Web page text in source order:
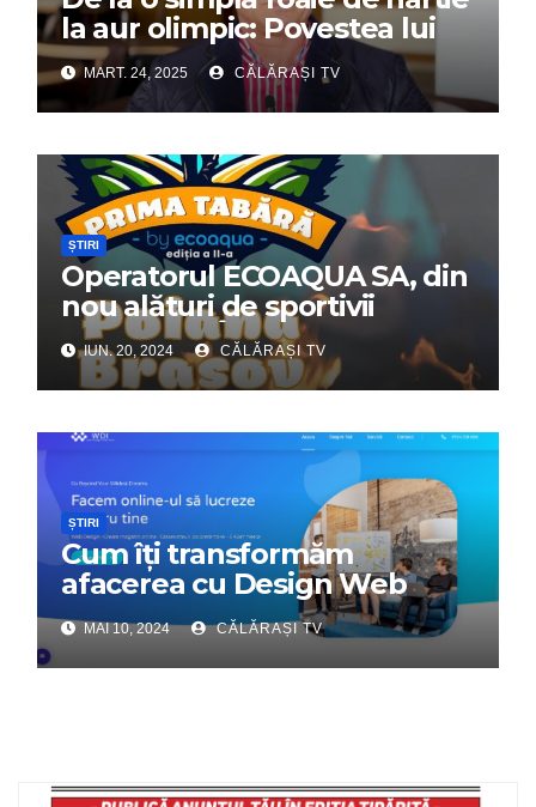
la aur olimpic: Povestea lui
Dumitru Chirilă
MART. 24, 2025 CĂLĂRAȘI TV
ȘTIRI
Operatorul ECOAQUA SA, din
nou alături de sportivii
călărășeni. Începe „Prima
Tabără”!
IUN. 20, 2024 CĂLĂRAȘI TV
ȘTIRI
Cum îți transformăm
afacerea cu Design Web
Interactiv – Partenerul tău
digital de încredere
MAI 10, 2024 CĂLĂRAȘI TV